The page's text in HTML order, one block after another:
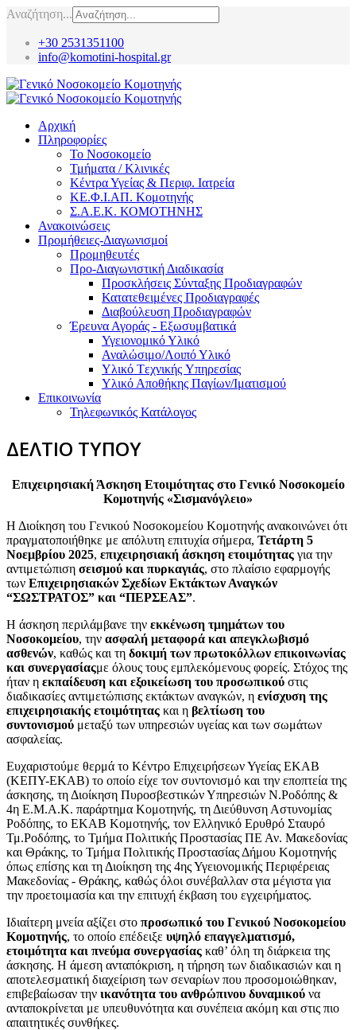
Αναζήτηση...
+30 2531351100
info@komotini-hospital.gr
Αρχική
Πληροφορίες
Το Νοσοκομείο
Τμήματα / Κλινικές
Κέντρα Υγείας & Περιφ. Ιατρεία
ΚΕ.Φ.Ι.ΑΠ. Κομοτηνής
Σ.Α.Ε.Κ. ΚΟΜΟΤΗΝΗΣ
Ανακοινώσεις
Προμήθειες-Διαγωνισμοί
Προμηθευτές
Προ-Διαγωνιστική Διαδικασία
Προσκλήσεις Σύνταξης Προδιαγραφών
Κατατεθειμένες Προδιαγραφές
Διαβούλευση Προδιαγραφών
Έρευνα Αγοράς - Εξωσυμβατικά
Υγειονομικό Υλικό
Αναλώσιμο/Λοιπό Υλικό
Υλικό Tεχνικής Yπηρεσίας
Υλικό Αποθήκης Παγίων/Ιματισμού
Επικοινωνία
Τηλεφωνικός Κατάλογος
ΔΕΛΤΙΟ ΤΥΠΟΥ
Επιχειρησιακή Άσκηση Ετοιμότητας στο Γενικό Νοσοκομείο
Κομοτηνής «Σισμανόγλειο»
Η Διοίκηση του Γενικού Νοσοκομείου Κομοτηνής ανακοινώνει ότι
πραγματοποιήθηκε με απόλυτη επιτυχία σήμερα, Τετάρτη 5
Νοεμβρίου 2025, επιχειρησιακή άσκηση ετοιμότητας για την
αντιμετώπιση σεισμού και πυρκαγιάς, στο πλαίσιο εφαρμογής
των Επιχειρησιακών Σχεδίων Εκτάκτων Αναγκών
“ΣΩΣΤΡΑΤΟΣ” και “ΠΕΡΣΕΑΣ”.
Η άσκηση περιλάμβανε την εκκένωση τμημάτων του
Νοσοκομείου, την ασφαλή μεταφορά και απεγκλωβισμό
ασθενών, καθώς και τη δοκιμή των πρωτοκόλλων επικοινωνίας
και συνεργασίαςμε όλους τους εμπλεκόμενους φορείς. Στόχος της
ήταν η εκπαίδευση και εξοικείωση του προσωπικού στις
διαδικασίες αντιμετώπισης εκτάκτων αναγκών, η ενίσχυση της
επιχειρησιακής ετοιμότητας και η βελτίωση του
συντονισμού μεταξύ των υπηρεσιών υγείας και των σωμάτων
ασφαλείας.
Ευχαριστούμε θερμά το Κέντρο Επιχειρήσεων Υγείας ΕΚΑΒ
(ΚΕΠΥ-ΕΚΑΒ) το οποίο είχε τον συντονισμό και την εποπτεία της
άσκησης, τη Διοίκηση Πυροσβεστικών Υπηρεσιών Ν.Ροδόπης &
4η Ε.Μ.Α.Κ. παράρτημα Κομοτηνής, τη Διεύθυνση Αστυνομίας
Ροδόπης, το ΕΚΑΒ Κομοτηνής, τον Ελληνικό Ερυθρό Σταυρό
Τμ.Ροδόπης, το Τμήμα Πολιτικής Προστασίας ΠΕ Αν. Μακεδονίας
και Θράκης, το Τμήμα Πολιτικής Προστασίας Δήμου Κομοτηνής
όπως επίσης και τη Διοίκηση της 4ης Υγειονομικής Περιφέρειας
Μακεδονίας - Θράκης, καθώς όλοι συνέβαλλαν στα μέγιστα για
την προετοιμασία και την επιτυχή έκβαση του εγχειρήματος.
Ιδιαίτερη μνεία αξίζει στο προσωπικό του Γενικού Νοσοκομείου
Κομοτηνής, το οποίο επέδειξε υψηλό επαγγελματισμό,
ετοιμότητα και πνεύμα συνεργασίας καθ’ όλη τη διάρκεια της
άσκησης. Η άμεση ανταπόκριση, η τήρηση των διαδικασιών και η
αποτελεσματική διαχείριση των σεναρίων που προσομοιώθηκαν,
επιβεβαίωσαν την ικανότητα του ανθρώπινου δυναμικού να
ανταποκρίνεται με υπευθυνότητα και συνέπεια ακόμη και στις πιο
απαιτητικές συνθήκες.